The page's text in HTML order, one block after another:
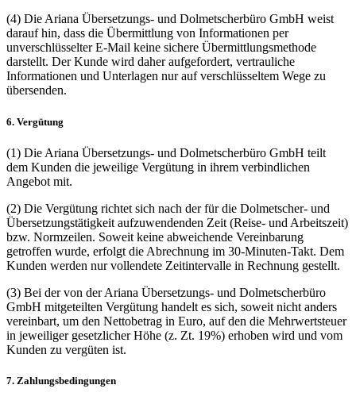
(4) Die Ariana Übersetzungs- und Dolmetscherbüro GmbH weist
darauf hin, dass die Übermittlung von Informationen per
unverschlüsselter E-Mail keine sichere Übermittlungsmethode
darstellt. Der Kunde wird daher aufgefordert, vertrauliche
Informationen und Unterlagen nur auf verschlüsseltem Wege zu
übersenden.
6. Vergütung
(1) Die Ariana Übersetzungs- und Dolmetscherbüro GmbH teilt
dem Kunden die jeweilige Vergütung in ihrem verbindlichen
Angebot mit.
(2) Die Vergütung richtet sich nach der für die Dolmetscher- und
Übersetzungstätigkeit aufzuwendenden Zeit (Reise- und Arbeitszeit)
bzw. Normzeilen. Soweit keine abweichende Vereinbarung
getroffen wurde, erfolgt die Abrechnung im 30-Minuten-Takt. Dem
Kunden werden nur vollendete Zeitintervalle in Rechnung gestellt.
(3) Bei der von der Ariana Übersetzungs- und Dolmetscherbüro
GmbH mitgeteilten Vergütung handelt es sich, soweit nicht anders
vereinbart, um den Nettobetrag in Euro, auf den die Mehrwertsteuer
in jeweiliger gesetzlicher Höhe (z. Zt. 19%) erhoben wird und vom
Kunden zu vergüten ist.
7. Zahlungsbedingungen